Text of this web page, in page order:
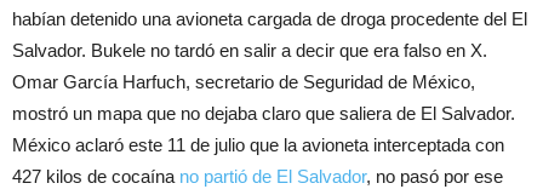
habían detenido una avioneta cargada de droga procedente del El
Salvador. Bukele no tardó en salir a decir que era falso en X.
Omar García Harfuch, secretario de Seguridad de México,
mostró un mapa que no dejaba claro que saliera de El Salvador.
México aclaró este 11 de julio que la avioneta interceptada con
427 kilos de cocaína no partió de El Salvador, no pasó por ese